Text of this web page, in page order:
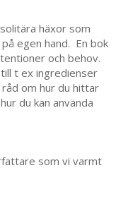
häxor som
egen hand. En bok
och behov.
t ex ingredienser
om hur du hittar
du kan använda
som vi varmt